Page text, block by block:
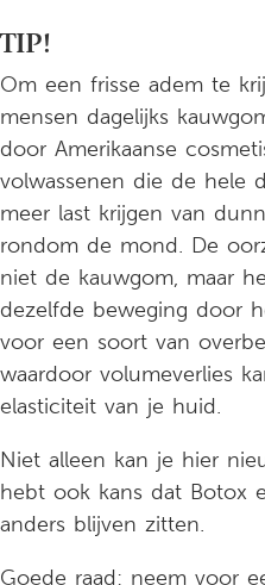
TIP!
Om een frisse adem te
mensen dagelijks
door Amerikaanse
volwassenen die de hele
meer last krijgen van
rondom de mond. De
niet de kauwgom, maar
dezelfde beweging door
voor een soort van
waardoor volumeverlies
elasticiteit van je huid.
Niet alleen kan je hier
hebt ook kans dat Botox
anders blijven zitten.
Goede raad: neem voor